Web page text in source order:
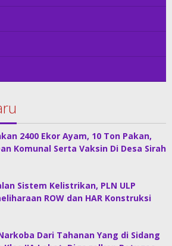
2400 Ekor Ayam, 10 Ton Pakan,
Komunal Serta Vaksin Di Desa Sirah
Sistem Kelistrikan, PLN ULP
ROW dan HAR Konstruksi
Dari Tahanan Yang di Sidang